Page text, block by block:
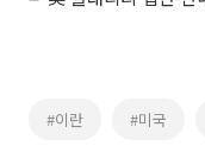
#이란 #미국